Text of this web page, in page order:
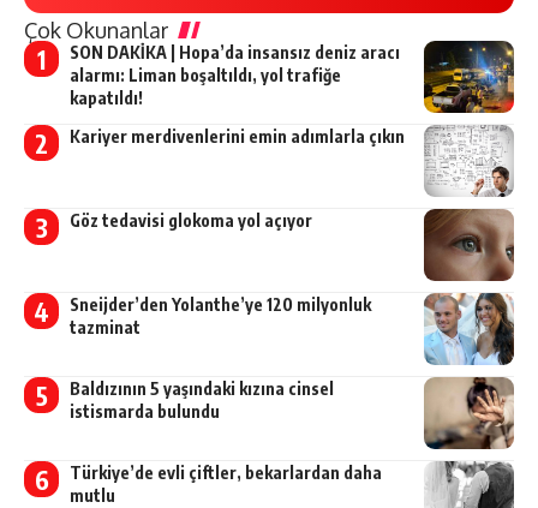
Çok Okunanlar
SON DAKİKA | Hopa’da insansız deniz aracı
alarmı: Liman boşaltıldı, yol trafiğe
kapatıldı!
Kariyer merdivenlerini emin adımlarla çıkın
Göz tedavisi glokoma yol açıyor
Sneijder’den Yolanthe’ye 120 milyonluk
tazminat
Baldızının 5 yaşındaki kızına cinsel
istismarda bulundu
Türkiye’de evli çiftler, bekarlardan daha
mutlu